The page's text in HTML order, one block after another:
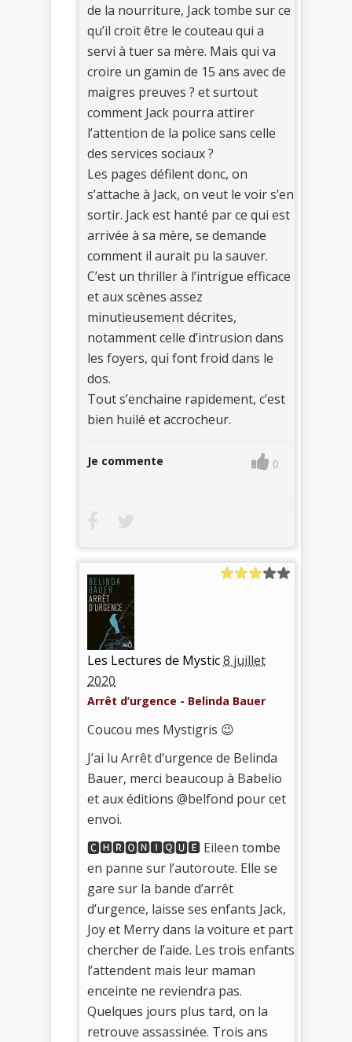
de la nourriture, Jack tombe sur ce
qu’il croit être le couteau qui a
servi à tuer sa mère. Mais qui va
croire un gamin de 15 ans avec de
maigres preuves ? et surtout
comment Jack pourra attirer
l’attention de la police sans celle
des services sociaux ?
Les pages défilent donc, on
s’attache à Jack, on veut le voir s’en
sortir. Jack est hanté par ce qui est
arrivée à sa mère, se demande
comment il aurait pu la sauver.
C’est un thriller à l’intrigue efficace
et aux scènes assez
minutieusement décrites,
notamment celle d’intrusion dans
les foyers, qui font froid dans le
dos.
Tout s’enchaine rapidement, c’est
bien huilé et accrocheur.
Je commente 0
Les Lectures de Mystic8 juillet
2020
Arrêt d’urgence - Belinda Bauer
Coucou mes Mystigris 😉
J’ai lu Arrêt d’urgence de Belinda
Bauer, merci beaucoup à Babelio
et aux éditions @belfond pour cet
envoi.
🅲🅷🆁🅾🅽🅸🆀🆄🅴 Eileen tombe
en panne sur l’autoroute. Elle se
gare sur la bande d’arrêt
d’urgence, laisse ses enfants Jack,
Joy et Merry dans la voiture et part
chercher de l’aide. Les trois enfants
l’attendent mais leur maman
enceinte ne reviendra pas.
Quelques jours plus tard, on la
retrouve assassinée. Trois ans